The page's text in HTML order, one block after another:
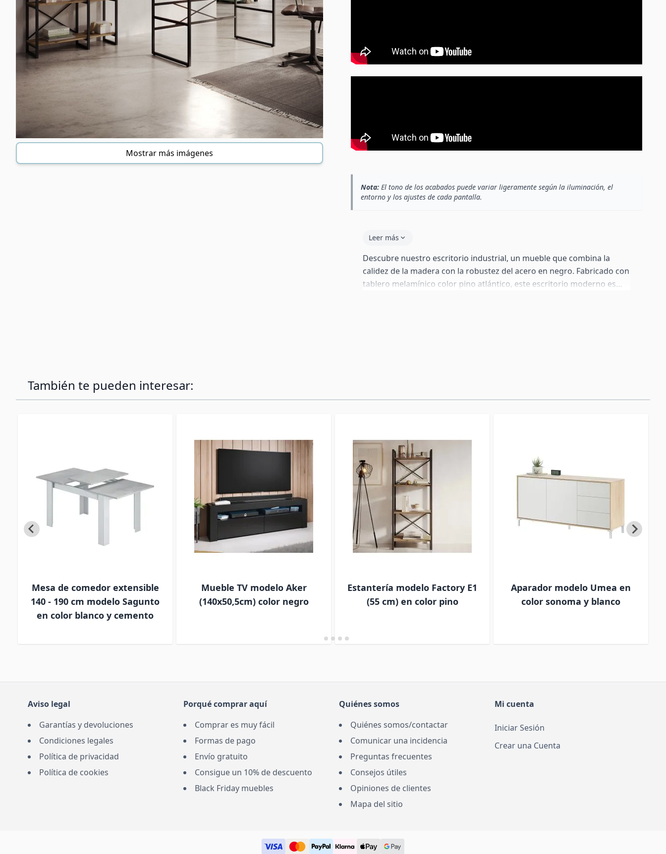
Mostrar más imágenes
Nota: El tono de los acabados puede variar ligeramente según la iluminación, el
entorno y los ajustes de cada pantalla.
Leer más
Descubre nuestro escritorio industrial, un mueble que combina la
calidez de la madera con la robustez del acero en negro. Fabricado con
tablero melamínico color pino atlántico, este escritorio moderno es
También te pueden interesar:
Mesa de comedor extensible
140 - 190 cm modelo Sagunto
en color blanco y cemento
Mueble TV modelo Aker
(140x50,5cm) color negro
Estantería modelo Factory E1
(55 cm) en color pino
Aparador modelo Umea en
color sonoma y blanco
Aviso legal
Garantías y devoluciones
Condiciones legales
Política de privacidad
Política de cookies
Porqué comprar aquí
Comprar es muy fácil
Formas de pago
Envío gratuito
Consigue un 10% de descuento
Black Friday muebles
Quiénes somos
Quiénes somos/contactar
Comunicar una incidencia
Preguntas frecuentes
Consejos útiles
Opiniones de clientes
Mapa del sitio
Mi cuenta
Iniciar Sesión
Crear una Cuenta